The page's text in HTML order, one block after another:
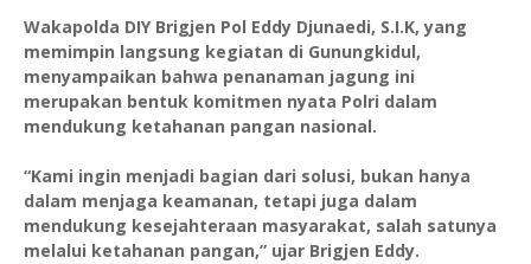
Wakapolda DIY Brigjen Pol Eddy Djunaedi, S.I.K, yang
memimpin langsung kegiatan di Gunungkidul,
menyampaikan bahwa penanaman jagung ini
merupakan bentuk komitmen nyata Polri dalam
mendukung ketahanan pangan nasional.
“Kami ingin menjadi bagian dari solusi, bukan hanya
dalam menjaga keamanan, tetapi juga dalam
mendukung kesejahteraan masyarakat, salah satunya
melalui ketahanan pangan,” ujar Brigjen Eddy.